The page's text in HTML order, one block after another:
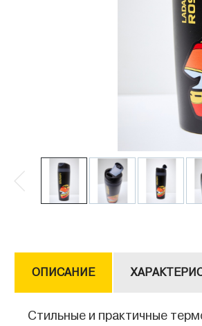
ОПИСАНИЕ
Стильные и практичные